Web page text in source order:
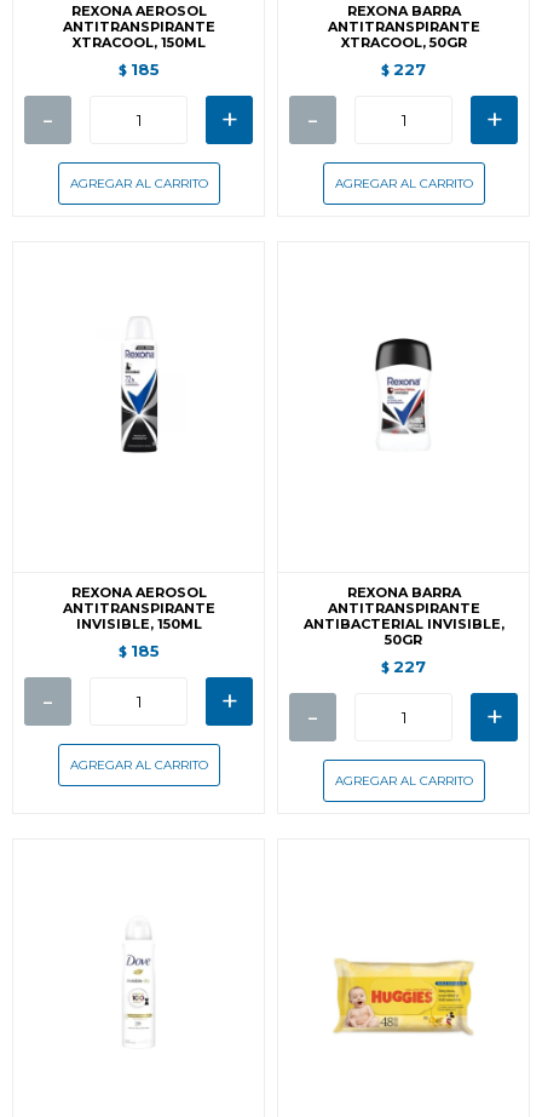
REXONA AEROSOL
ANTITRANSPIRANTE
XTRACOOL, 150ML
$ 185
- +
REXONA BARRA
ANTITRANSPIRANTE
XTRACOOL, 50GR
$ 227
- +
REXONA AEROSOL
ANTITRANSPIRANTE
INVISIBLE, 150ML
$ 185
- +
REXONA BARRA
ANTITRANSPIRANTE
ANTIBACTERIAL INVISIBLE,
50GR
$ 227
- +